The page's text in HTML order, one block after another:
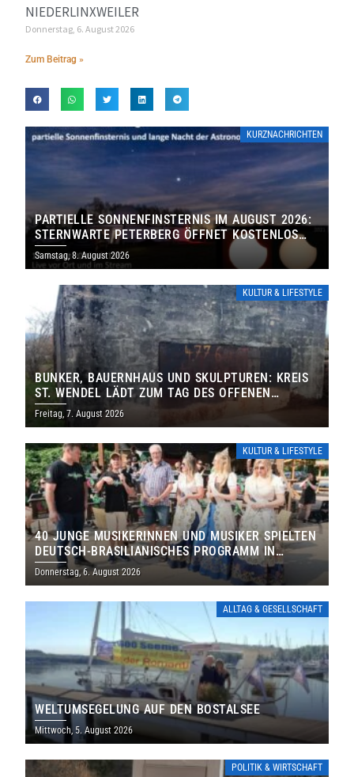
NIEDERLINXWEILER
Donnerstag, 6. August 2026
Zum Beitrag »
KURZNACHRICHTEN
PARTIELLE SONNENFINSTERNIS IM AUGUST 2026:
STERNWARTE PETERBERG ÖFFNET KOSTENLOS
IHRE TORE
Samstag, 8. August 2026
KULTUR & LIFESTYLE
BUNKER, BAUERNHAUS UND SKULPTUREN: KREIS
ST. WENDEL LÄDT ZUM TAG DES OFFENEN
DENKMALS EIN
Freitag, 7. August 2026
KULTUR & LIFESTYLE
40 JUNGE MUSIKERINNEN UND MUSIKER SPIELTEN
DEUTSCH-BRASILIANISCHES PROGRAMM IN
THOLEY
Donnerstag, 6. August 2026
ALLTAG & GESELLSCHAFT
WELTUMSEGELUNG AUF DEN BOSTALSEE
Mittwoch, 5. August 2026
POLITIK & WIRTSCHAFT